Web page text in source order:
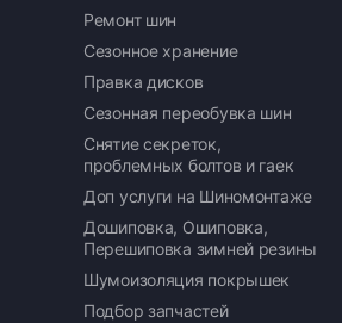
Ремонт шин
Сезонное хранение
Правка дисков
Сезонная переобувка шин
Снятие секреток,
проблемных болтов и гаек
Доп услуги на Шиномонтаже
Дошиповка, Ошиповка,
Перешиповка зимней резины
Шумоизоляция покрышек
Подбор запчастей